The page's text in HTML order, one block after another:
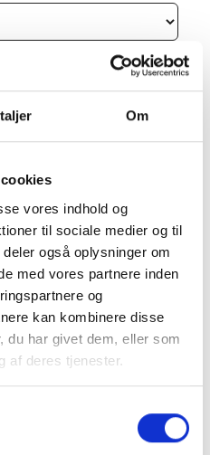
Om
vores indhold og
til sociale medier og til
også oplysninger om
med vores partnere inden
og
kan kombinere disse
du har givet dem, eller som
af deres tjenester.
1. august, der sendes
denim
jeans